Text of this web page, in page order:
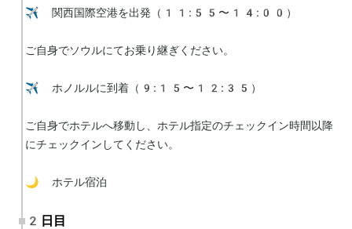
✈️ 関西国際空港を出発（11:55〜14:00）
ご自身でソウルにてお乗り継ぎください。
✈️ ホノルルに到着（9:15〜12:35）
ご自身でホテルへ移動し、ホテル指定のチェックイン時間以降
にチェックインしてください。
🌙 ホテル宿泊
2日目